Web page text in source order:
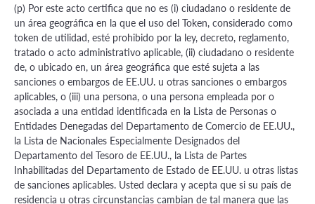
(p) Por este acto certifica que no es (i) ciudadano o residente de
un área geográfica en la que el uso del Token, considerado como
token de utilidad, esté prohibido por la ley, decreto, reglamento,
tratado o acto administrativo aplicable, (ii) ciudadano o residente
de, o ubicado en, un área geográfica que esté sujeta a las
sanciones o embargos de EE.UU. u otras sanciones o embargos
aplicables, o (iii) una persona, o una persona empleada por o
asociada a una entidad identificada en la Lista de Personas o
Entidades Denegadas del Departamento de Comercio de EE.UU.,
la Lista de Nacionales Especialmente Designados del
Departamento del Tesoro de EE.UU., la Lista de Partes
Inhabilitadas del Departamento de Estado de EE.UU. u otras listas
de sanciones aplicables. Usted declara y acepta que si su país de
residencia u otras circunstancias cambian de tal manera que las